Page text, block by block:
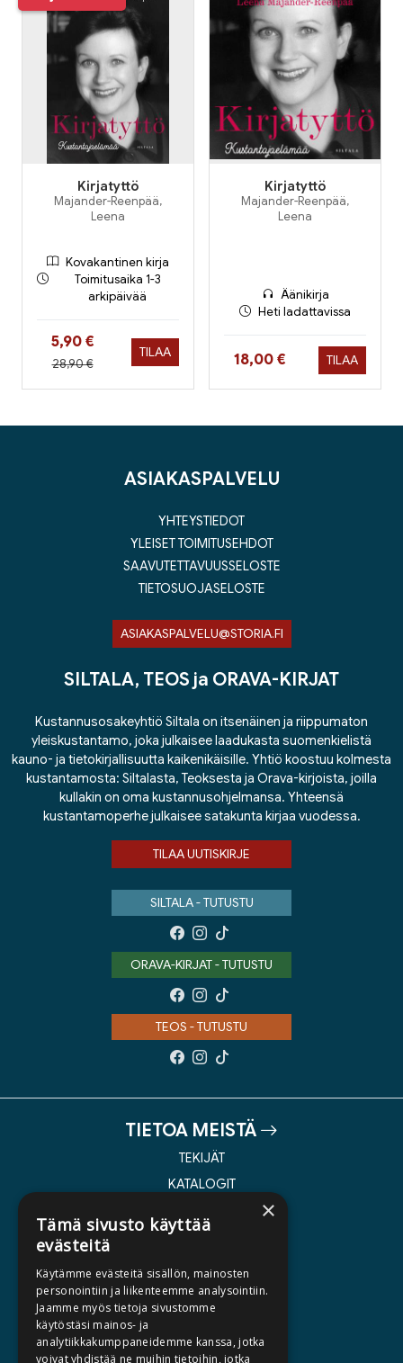
Kirjatyttö
Majander-Reenpää,
Leena
Kovakantinen kirja
Toimitusaika 1-3
arkipäivää
Hinta nyt
5,90 €
Hinta aiemmin
28,90 €
TILAA
Kirjatyttö
Majander-Reenpää,
Leena
Äänikirja
Heti ladattavissa
Hinta nyt
18,00 € TILAA
ASIAKASPALVELU
YHTEYSTIEDOT
YLEISET TOIMITUSEHDOT
SAAVUTETTAVUUSSELOSTE
TIETOSUOJASELOSTE
ASIAKASPALVELU@STORIA.FI
SILTALA, TEOS ja ORAVA-KIRJAT
Kustannusosakeyhtiö Siltala on itsenäinen ja riippumaton
yleiskustantamo, joka julkaisee laadukasta suomenkielistä
kauno- ja tietokirjallisuutta kaikenikäisille. Yhtiö koostuu kolmesta
kustantamosta: Siltalasta, Teoksesta ja Orava-kirjoista, joilla
kullakin on oma kustannusohjelmansa. Yhteensä
kustantamoperhe julkaisee satakunta kirjaa vuodessa.
TILAA UUTISKIRJE
SILTALA - TUTUSTU
ORAVA-KIRJAT - TUTUSTU
TEOS - TUTUSTU
TIETOA MEISTÄ
TEKIJÄT
KATALOGIT
KIRJA TILAUSTYÖNÄ
MEDIALLE
LASKUTUSOSOITTEET
×
Tämä sivusto käyttää
evästeitä
Käytämme evästeitä sisällön, mainosten
personointiin ja liikenteemme analysointiin.
Jaamme myös tietoja sivustomme
käytöstäsi mainos- ja
analytiikkakumppaneidemme kanssa, jotka
voivat yhdistää ne muihin tietoihin, jotka